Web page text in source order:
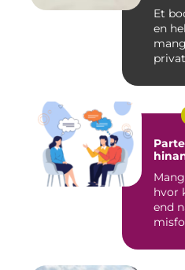
Et
en
hvor
end